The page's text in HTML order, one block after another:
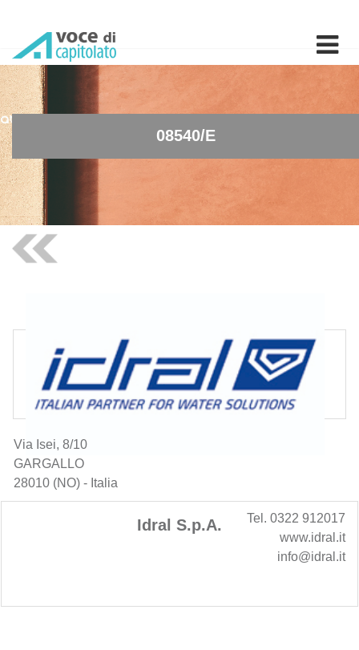
08540/E
Idral S.p.A.
Via Isei, 8/10
GARGALLO
28010 (NO) - Italia
Tel. 0322 912017
www.idral.it
info@idral.it